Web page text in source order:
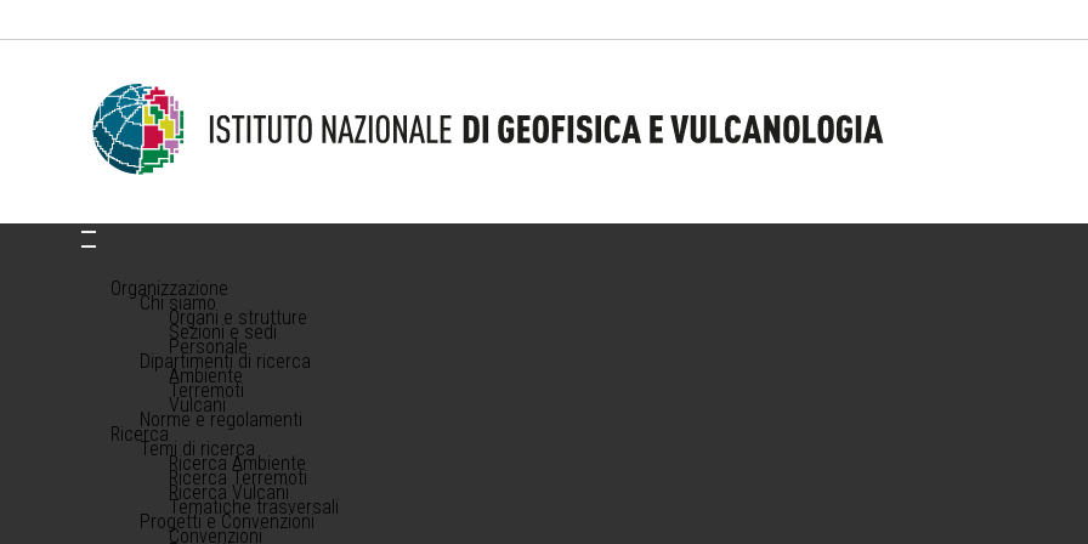
Organizzazione
Chi siamo
Organi e strutture
Sezioni e sedi
Personale
Dipartimenti di ricerca
Ambiente
Terremoti
Vulcani
Norme e regolamenti
Ricerca
Temi di ricerca
Ricerca Ambiente
Ricerca Terremoti
Ricerca Vulcani
Tematiche trasversali
Progetti e Convenzioni
Convenzioni